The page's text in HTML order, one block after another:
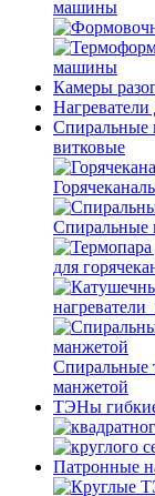
машины
машины
Камеры
Нагреватели
Спиральные
витковые
Спиральные
для
Спиральные
манжетой
ТЭНы гибкие
Патронные